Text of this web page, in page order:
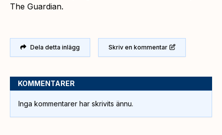
The Guardian.
Dela detta inlägg Skriv en kommentar
KOMMENTARER
Inga kommentarer har skrivits ännu.